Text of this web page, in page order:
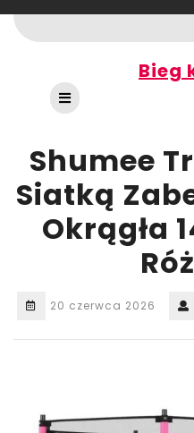
to
content
Bieg
Open
Button
Shumee
Siatką
Okrągła
20 czerwca 2026